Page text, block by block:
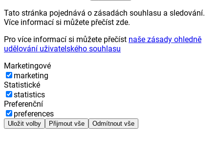
Tato stránka pojednává o zásadách souhlasu a sledování.
Více informací si můžete přečíst zde.
Pro více informací si můžete přečíst naše zásady ohledně
udělování uživatelského souhlasu
Marketingové
marketing
Statistické
statistics
Preferenční
preferences
Uložit volby Přijmout vše Odmítnout vše